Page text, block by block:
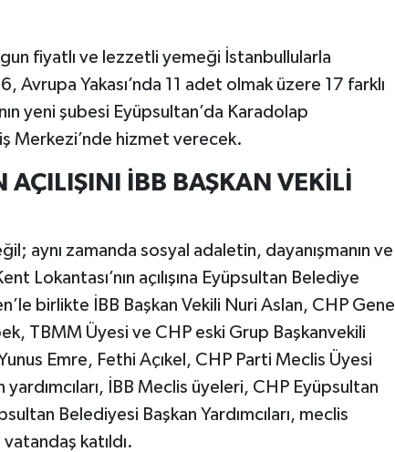
fiyatlı ve lezzetli yemeği İstanbullularla
Avrupa Yakası’nda 11 adet olmak üzere 17 farklı
yeni şubesi Eyüpsultan’da Karadolap
Merkezi’nde hizmet verecek.
AÇILIŞINI İBB BAŞKAN VEKİLİ
aynı zamanda sosyal adaletin, dayanışmanın ve
Lokantası’nın açılışına Eyüpsultan Belediye
birlikte İBB Başkan Vekili Nuri Aslan, CHP Genel
TBMM Üyesi ve CHP eski Grup Başkanvekili
Emre, Fethi Açıkel, CHP Parti Meclis Üyesi
yardımcıları, İBB Meclis üyeleri, CHP Eyüpsultan
Belediyesi Başkan Yardımcıları, meclis
katıldı.